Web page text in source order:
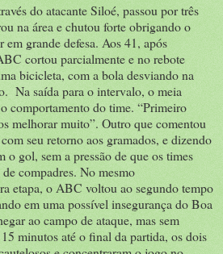
do atacante Siloé, passou por três
na área e chutou forte obrigando o
grande defesa. Aos 41, após
cortou parcialmente e no rebote
bicicleta, com a bola desviando na
Na saída para o intervalo, o meia
comportamento do time. “Primeiro
melhorar muito”. Outro que comentou
seu retorno aos gramados, e dizendo
o gol, sem a pressão de que os times
compadres. No mesmo
etapa, o ABC voltou ao segundo tempo
em uma possível insegurança do Boa
ao campo de ataque, mas sem
minutos até o final da partida, os dois